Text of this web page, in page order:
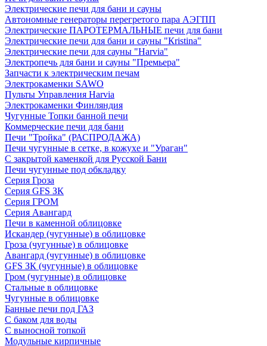
Электрические печи для бани и сауны
Автономные генераторы перегретого пара АЭГПП
Электрические ПАРОТЕРМАЛЬНЫЕ печи для бани
Электрические печи для бани и сауны "Кristina"
Электрические печи для сауны "Harvia"
Электропечь для бани и сауны "Премьера"
Запчасти к электрическим печам
Электрокаменки SAWO
Пульты Управления Harvia
Электрокаменки Финляндия
Чугунные Топки банной печи
Коммерческие печи для бани
Печи "Тройка" (РАСПРОДАЖА)
Печи чугунные в сетке, в кожухе и "Ураган"
С закрытой каменкой для Русской Бани
Печи чугунные под обкладку
Серия Гроза
Серия GFS ЗК
Серия ГРОМ
Серия Авангард
Печи в каменной облицовке
Искандер (чугунные) в облицовке
Гроза (чугунные) в облицовке
Авангард (чугунные) в облицовке
GFS ЗК (чугунные) в облицовке
Гром (чугунные) в облицовке
Стальные в облицовке
Чугунные в облицовке
Банные печи под ГАЗ
С баком для воды
С выносной топкой
Модульные кирпичные